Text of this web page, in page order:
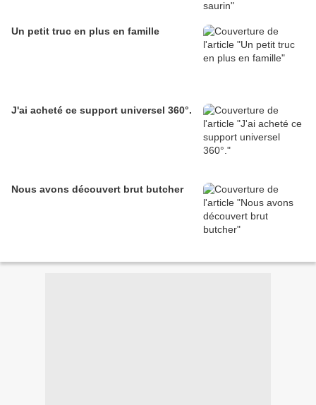
Un petit truc en plus en famille
J'ai acheté ce support universel 360°.
Nous avons découvert brut butcher